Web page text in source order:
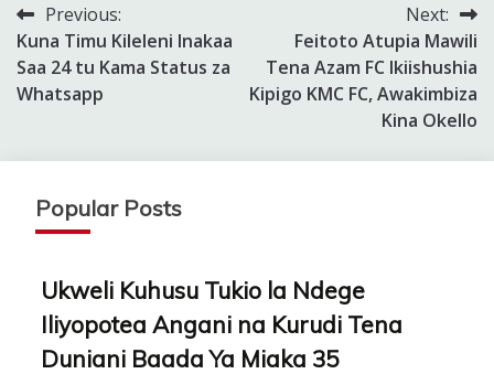
Post
navigation
Previous:
Kuna Timu Kileleni Inakaa
Saa 24 tu Kama Status za
Whatsapp
Next:
Feitoto Atupia Mawili
Tena Azam FC Ikiishushia
Kipigo KMC FC, Awakimbiza
Kina Okello
Popular Posts
Ukweli Kuhusu Tukio la Ndege
Iliyopotea Angani na Kurudi Tena
Duniani Baada Ya Miaka 35